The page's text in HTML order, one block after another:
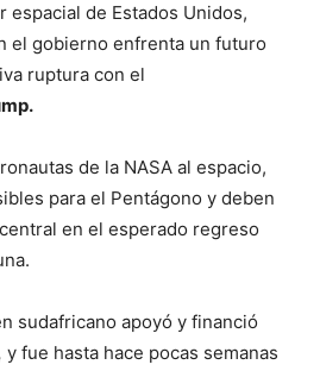
espacial de Estados Unidos,
el gobierno enfrenta un futuro
ruptura con el
de la NASA al espacio,
para el Pentágono y deben
en el esperado regreso
sudafricano apoyó y financió
y fue hasta hace pocas semanas